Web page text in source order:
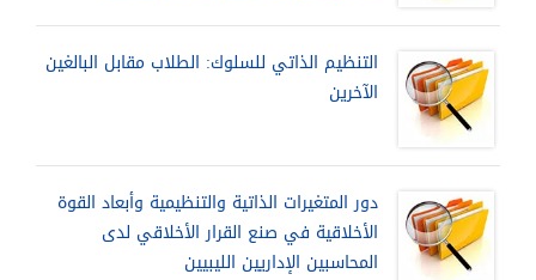
التنظيم الذاتي للسلوك: الطلاب مقابل البالغين
الآخرين
دور المتغيرات الذاتية والتنظيمية وأبعاد القوة
الأخلاقية في صنع القرار الأخلاقي لدى
المحاسبين الإداريين الليبيين